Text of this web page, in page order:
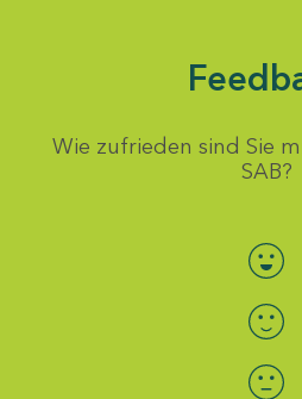
Wie zufrieden sind Sie
SAB?